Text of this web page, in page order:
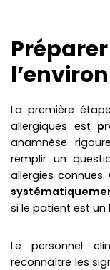
La première
allergiques est
anamnèse
remplir un
allergies
si le patient est un
Le personnel
reconnaître les